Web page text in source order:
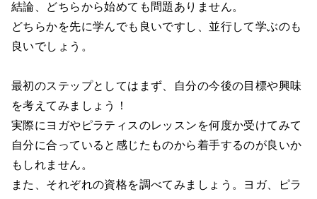
結論、どちらから始めても問題ありません。
どちらかを先に学んでも良いですし、並行して学ぶのも
良いでしょう。
最初のステップとしてはまず、自分の今後の目標や興味
を考えてみましょう！
実際にヨガやピラティスのレッスンを何度か受けてみて
自分に合っていると感じたものから着手するのが良いか
もしれません。
また、それぞれの資格を調べてみましょう。ヨガ、ピラ